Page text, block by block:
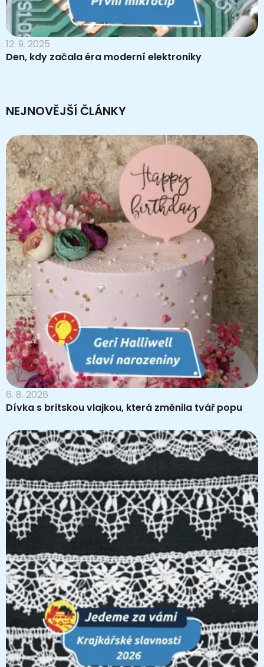
12. 9. 2025
Den, kdy začala éra moderní elektroniky
NEJNOVĚJŠÍ ČLÁNKY
6. 8. 2026
Dívka s britskou vlajkou, která změnila tvář popu